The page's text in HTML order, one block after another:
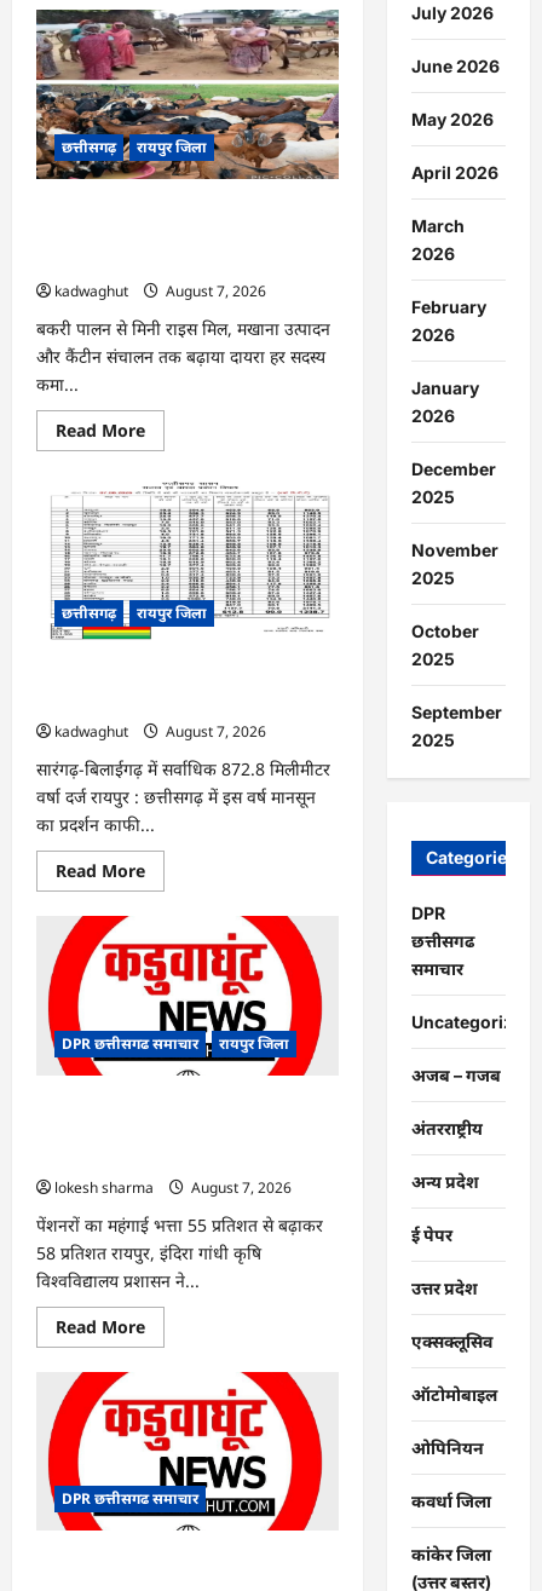
CG
:
नांदघाट-
मुंगेली
रोड
होगा
फोरलेन,
राज्य
शासन
ने
मंजूर
छत्तीसगढ़ रायपुर जिला
kadwaghut
August 7, 2026
बकरी पालन से मिनी राइस मिल, मखाना उत्पादन
और कैंटीन संचालन तक बढ़ाया दायरा हर सदस्य
कमा...
Read MoreRead
more
CG
:
संघर्ष
से
स्वावलंबन-
धमतरी
की
छिपली
दीदियों
ने
खड़ा
बहुआयामी
आजीविका
का
…
छत्तीसगढ़ रायपुर जिला
kadwaghut
August 7, 2026
सारंगढ़-बिलाईगढ़ में सर्वाधिक 872.8 मिलीमीटर
वर्षा दर्ज ​रायपुर : छत्तीसगढ़ में इस वर्ष मानसून
का प्रदर्शन काफी...
Read MoreRead
more
राज्य
में
अब
तक
औसत
औसतन
606.4
मिलीमीटर
DPR छत्तीसगढ समाचार रायपुर जिला
lokesh sharma
August 7, 2026
पेंशनरों का महंगाई भत्ता 55 प्रतिशत से बढ़ाकर
58 प्रतिशत रायपुर, इंदिरा गांधी कृषि
विश्वविद्यालय प्रशासन ने...
Read MoreRead
more
:
सेवानिवृत्त
प्राध्यापकों
एवं
वैज्ञानिकों
पेंशन
प्रकरणों
DPR छत्तीसगढ समाचार
July 2026
June 2026
May 2026
April 2026
March
2026
February
2026
January
2026
December
2025
November
2025
October
2025
September
2025
Categories
DPR
छत्तीसगढ
समाचार
Uncategorized
अजब – गजब
अंतरराष्ट्रीय
अन्य प्रदेश
ई पेपर
उत्तर प्रदेश
एक्सक्लूसिव
ऑटोमोबाइल
ओपिनियन
कवर्धा जिला
कांकेर जिला
(उत्तर बस्तर)